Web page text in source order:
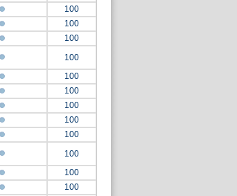
100
100
100
100
100
100
100
100
100
100
100
100